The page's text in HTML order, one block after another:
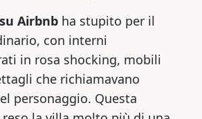
Airbnb ha stupito per il
con interni
in rosa shocking, mobili
che richiamavano
personaggio. Questa